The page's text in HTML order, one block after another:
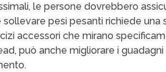
le persone dovrebbero
pesi pesanti richiede una
accessori che mirano
può anche migliorare i